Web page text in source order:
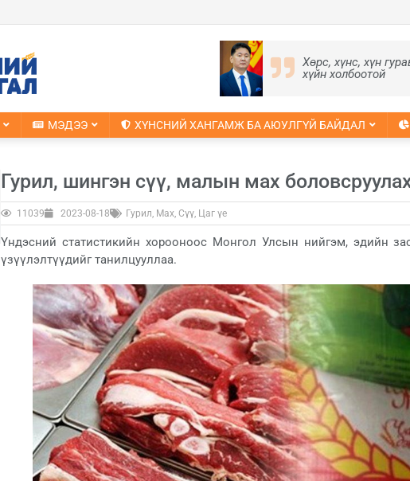
Хөрс, хүнс, хүн
хүйн холбоотой
МЭДЭЭ ХҮНСНИЙ ХАНГАМЖ БА АЮУЛГҮЙ БАЙДАЛ
Гурил, шингэн сүү, малын мах
11039 2023-08-18 Гурил, Мах, Сүү, Цаг үе
Үндэсний статистикийн хорооноос Монгол Улсын нийгэм, эдийн
үзүүлэлтүүдийг танилцууллаа.